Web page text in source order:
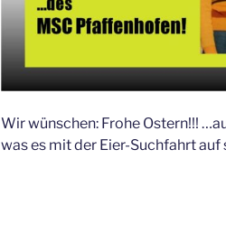
Wir wünschen: Frohe Ostern!!!
was es mit der Eier-Suchfahrt auf